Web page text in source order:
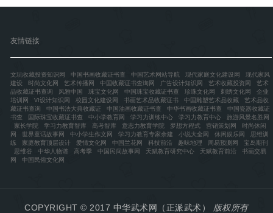
友情链接
文玩收藏投资知识网 中国书画收藏证书查 中国艺术网站导航 现代家庭文化建设网
现代家风
建设
时尚文化网 艺术传播网 中国收藏证书查询网 广告设计知识网 艺术收藏投资网
艺术
品收藏证书查询
风雅中国 珠宝文化网 中国珠宝收藏证书查 珍珠文化网 刺绣文化网
企业
培训网
VI设计知识网 校园文化建设网 书画艺术品收藏证书 中国雕塑艺术品收藏
艺术品收
藏证书查询
中国书法大典收藏证 中国油画收藏证书查 中华书画收藏证书查
中国瓷器收藏证
书查
国际珠宝收藏证书查 中小学教育网 学习力训练中心 学习力教育中心
旅游风景名胜网
家长学院
学习力教育智库 高考智库 意志力教育学院 梦想方程式 营销策划网
时尚休闲
网
世界童话故事网 中小学生作文网 学习力教育专家余建 小说大全网 休闲娱乐网
思维训
练
家庭教育顶层设计 爱情文化网 中国兰花网 科技前沿 趣味地理 周易预测网
宝岛期刊
思维谷
中华人物谱 高考季 中国民间故事网 天赋教育研究中心 天赋教育前沿
书画交易
网
中国民俗文化网
COPYRIGHT © 2017 中华武术网（正派武术） 版权所有